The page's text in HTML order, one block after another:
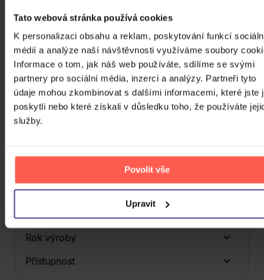
Tato webová stránka používá cookies
K personalizaci obsahu a reklam, poskytování funkcí
médií a analýze naší návštěvnosti využíváme soubory
Informace o tom, jak náš web používáte, sdílíme se svými
partnery pro sociální média, inzerci a analýzy. Partneři tyto
údaje mohou zkombinovat s dalšími informacemi, které jste
poskytli nebo které získali v důsledku toho, že používáte
služby.
Povolit vše
Upravit
1
Počet BD
Počet vinyl
Počet KiT
Balení média
Zvuk
Titulky
Rok výroby
Přístupnost